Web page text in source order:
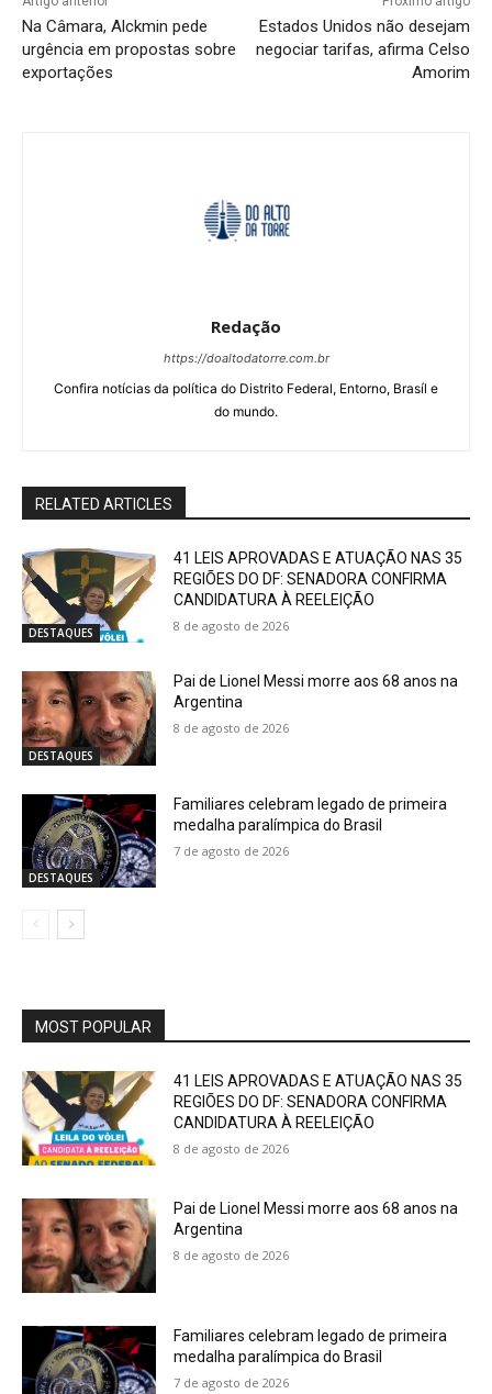
Na Câmara, Alckmin pede
urgência em propostas sobre
exportações
Estados Unidos não desejam
negociar tarifas, afirma Celso
Amorim
Redação
https://doaltodatorre.com.br
Confira notícias da política do Distrito Federal, Entorno, Brasíl e
do mundo.
RELATED ARTICLES
DESTAQUES
41 LEIS APROVADAS E ATUAÇÃO NAS 35
REGIÕES DO DF: SENADORA CONFIRMA
CANDIDATURA À REELEIÇÃO
8 de agosto de 2026
DESTAQUES
Pai de Lionel Messi morre aos 68 anos na
Argentina
8 de agosto de 2026
DESTAQUES
Familiares celebram legado de primeira
medalha paralímpica do Brasil
7 de agosto de 2026
MOST POPULAR
41 LEIS APROVADAS E ATUAÇÃO NAS 35
REGIÕES DO DF: SENADORA CONFIRMA
CANDIDATURA À REELEIÇÃO
8 de agosto de 2026
Pai de Lionel Messi morre aos 68 anos na
Argentina
8 de agosto de 2026
Familiares celebram legado de primeira
medalha paralímpica do Brasil
7 de agosto de 2026